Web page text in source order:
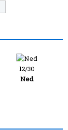
12/30
Ned